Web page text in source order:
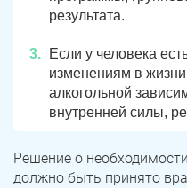
результата.
Если у человека
изменениям в
алкогольной
внутренней силы,
Решение о
должно быть принято